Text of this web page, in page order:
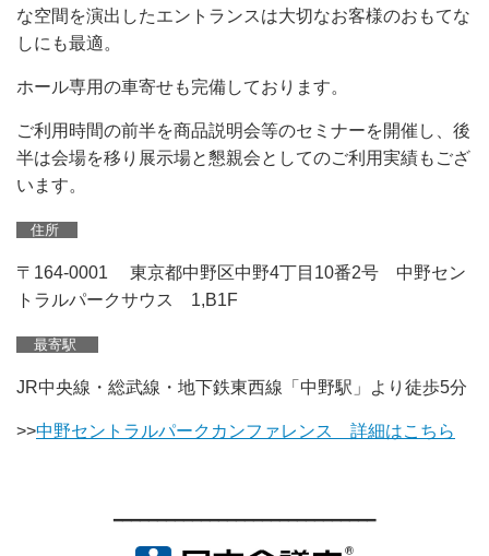
な空間を演出したエントランスは大切なお客様のおもてな
しにも最適。
ホール専用の車寄せも完備しております。
ご利用時間の前半を商品説明会等のセミナーを開催し、後
半は会場を移り展示場と懇親会としてのご利用実績もござ
います。
住所
〒164-0001 東京都中野区中野4丁目10番2号 中野セン
トラルパークサウス 1,B1F
最寄駅
JR中央線・総武線・地下鉄東西線「中野駅」より徒歩5分
>>中野セントラルパークカンファレンス 詳細はこちら
━━━━━━━━━━━━━━━━━━━━━━━━━━━━━━